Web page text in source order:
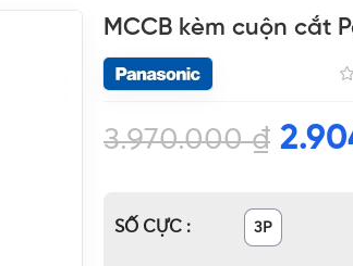
MCCB kèm cuộn cắt
3.970.000₫
SỐ CỰC 3P